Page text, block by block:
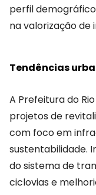
perfil
na valorização de
Tendências
A Prefeitura do
projetos de
com foco em
sustentabilidade.
do sistema de
ciclovias e